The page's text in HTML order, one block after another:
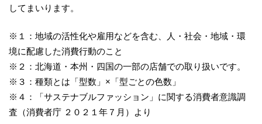
してまいります。
※１：地域の活性化や雇用などを含む、人・社会・地域・環
境に配慮した消費行動のこと
※２：北海道・本州・四国の一部の店舗での取り扱いです。
※３：種類とは「型数」×「型ごとの色数」
※４：「サステナブルファッション」に関する消費者意識調
査（消費者庁 ２０２１年７月）より